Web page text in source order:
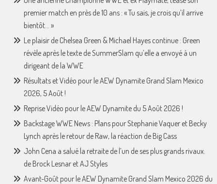
premier match en près de 10 ans : « Tu sais, je crois qu’il arrive
bientôt… »
Le plaisir de Chelsea Green & Michael Hayes continue : Green
révèle après le texte de SummerSlam qu’elle a envoyé à un
dirigeant de la WWE
Résultats et Vidéo pour le AEW Dynamite Grand Slam Mexico
2026, 5 Août !
Reprise Vidéo pour le AEW Dynamite du 5 Août 2026 !
Backstage WWE News : Plans pour Stephanie Vaquer et Becky
Lynch après le retour de Raw, la réaction de Big Cass
John Cena a salué la retraite de l’un de ses plus grands rivaux.
de Brock Lesnar et AJ Styles
Avant-Goût pour le AEW Dynamite Grand Slam Mexico 2026 du